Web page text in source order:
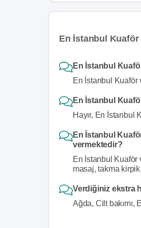
En İstanbul Kuaför
En İstanbul
En İstanbul
En İstanbul
Hayır, En İstanbul
En İstanbul
vermektedir?
En İstanbul Kuaför
masaj, takma
Verdiğiniz ekstra
Ağda, Cilt bakımı,